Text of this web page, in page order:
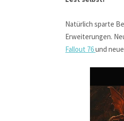
Natürlich sparte
Erweiterungen.
Fallout 76und